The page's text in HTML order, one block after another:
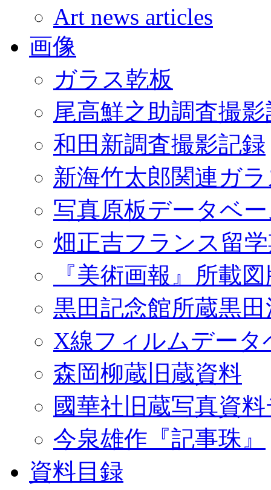
Art news articles
画像
ガラス乾板
尾高鮮之助調査撮
和田新調査撮影記録
新海竹太郎関連ガ
写真原板データベ
畑正吉フランス留
『美術画報』所載
黒田記念館所蔵黒
X線フィルムデータ
森岡柳蔵旧蔵資料
國華社旧蔵写真資
今泉雄作『記事珠』
資料目録